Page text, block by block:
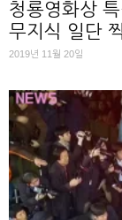
청룡영화상
무지식 일단
2019년 11월 20일